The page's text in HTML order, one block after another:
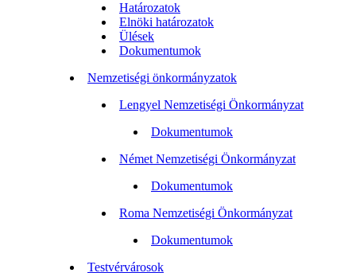
Határozatok
Elnöki határozatok
Ülések
Dokumentumok
Nemzetiségi önkormányzatok
Lengyel Nemzetiségi Önkormányzat
Dokumentumok
Német Nemzetiségi Önkormányzat
Dokumentumok
Roma Nemzetiségi Önkormányzat
Dokumentumok
Testvérvárosok